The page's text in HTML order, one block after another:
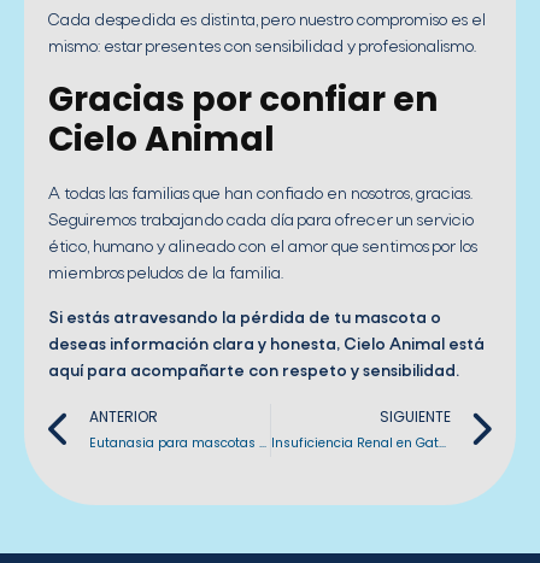
Cada despedida es distinta, pero nuestro compromiso es el
mismo: estar presentes con sensibilidad y profesionalismo.
Gracias por confiar en
Cielo Animal
A todas las familias que han confiado en nosotros, gracias.
Seguiremos trabajando cada día para ofrecer un servicio
ético, humano y alineado con el amor que sentimos por los
miembros peludos de la familia.
Si estás atravesando la pérdida de tu mascota o
deseas información clara y honesta, Cielo Animal está
aquí para acompañarte con respeto y sensibilidad.
Previo
ANTERIOR
Eutanasia para mascotas en Mérida: atención profesional y humana
SIGUIENTE
Insuficiencia Renal en Gatos Síntomas, Cuidados y Decisiones Difíciles